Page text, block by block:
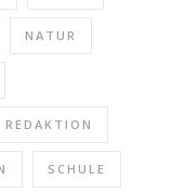
NATUR
REDAKTION
SCHULE